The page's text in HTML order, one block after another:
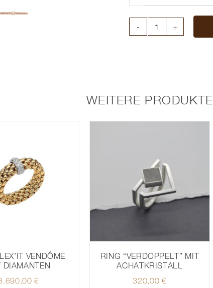
WEITERE PRODUKTE
VENDÔME
DIAMANTEN
€
RING “VERDOPPELT” MIT
ACHATKRISTALL
320,00 €